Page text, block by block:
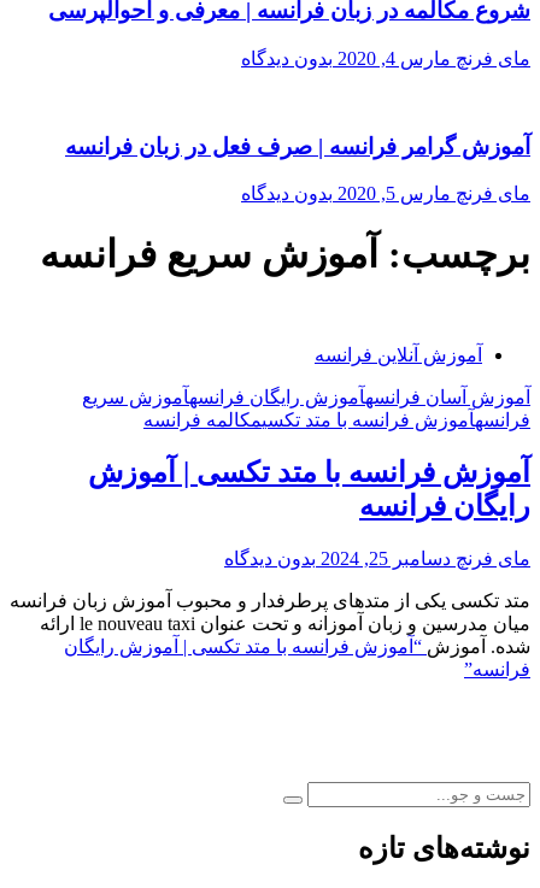
شروع مکالمه در زبان فرانسه | معرفی و احوالپرسی
مای فرنچ مارس 4, 2020 بدون دیدگاه
آموزش گرامر فرانسه | صرف فعل در زبان فرانسه
مای فرنچ مارس 5, 2020 بدون دیدگاه
برچسب: آموزش سریع فرانسه
آموزش آنلاین فرانسه
آموزش آسان فرانسهآموزش رایگان فرانسهآموزش سریع
فرانسهآموزش فرانسه با متد تکسیمکالمه فرانسه
آموزش فرانسه با متد تکسی | آموزش
رایگان فرانسه
مای فرنچ دسامبر 25, 2024 بدون دیدگاه
متد تکسی یکی از متدهای پرطرفدار و محبوب آموزش زبان فرانسه
میان مدرسین و زبان آموزانه و تحت عنوان le nouveau taxi ارائه
شده. آموزش “آموزش فرانسه با متد تکسی | آموزش رایگان
فرانسه”
نوشته‌های تازه